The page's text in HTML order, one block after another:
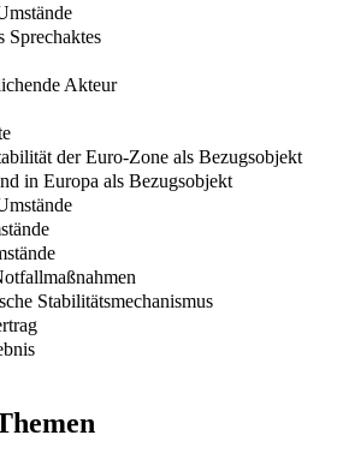
Sprechaktes
Akteur
der Euro-Zone als Bezugsobjekt
in Europa als Bezugsobjekt
Stabilitätsmechanismus